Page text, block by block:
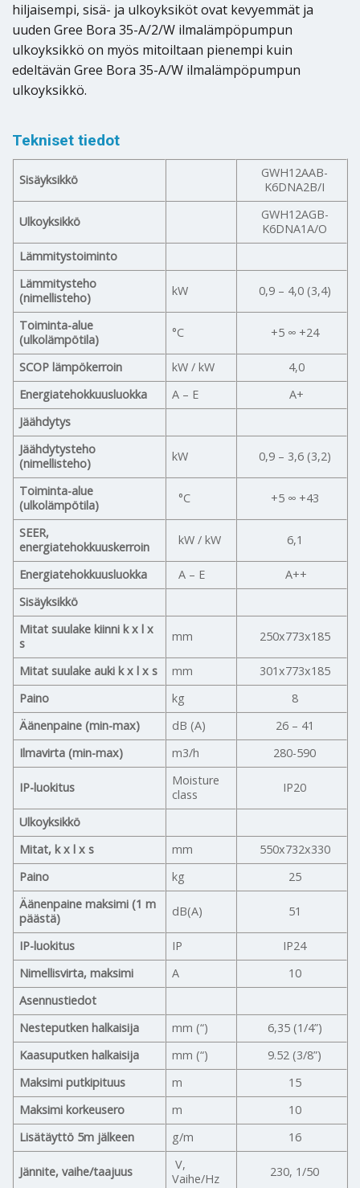
hiljaisempi, sisä- ja ulkoyksiköt ovat kevyemmät ja
uuden Gree Bora 35-A/2/W ilmalämpöpumpun
ulkoyksikkö on myös mitoiltaan pienempi kuin
edeltävän Gree Bora 35-A/W ilmalämpöpumpun
ulkoyksikkö.
Tekniset tiedot
Sisäyksikkö
GWH12AAB-
K6DNA2B/I
Ulkoyksikkö
GWH12AGB-
K6DNA1A/O
Lämmitystoiminto
Lämmitysteho
(nimellisteho)
kW 0,9 – 4,0 (3,4)
Toiminta-alue
(ulkolämpötila)
°C +5 ∞ +24
SCOP lämpökerroin kW / kW
4,0
Energiatehokkuusluokka
A – E
A+
Jäähdytys
Jäähdytysteho
(nimellisteho)
kW 0,9 – 3,6 (3,2)
Toiminta-alue
(ulkolämpötila)
°C +5 ∞ +43
SEER,
energiatehokkuuskerroin
kW / kW 6,1
Energiatehokkuusluokka A – E
A++
Sisäyksikkö
Mitat suulake kiinni k x l x
s
mm 250x773x185
Mitat suulake auki k x l x s mm
301x773x185
Paino
kg
8
Äänenpaine (min-max)
dB (A)
26 – 41
Ilmavirta (min-max)
m3/h 280-590
IP-luokitus
Moisture
class
IP20
Ulkoyksikkö
Mitat, k x l x s
mm
550x732x330
Paino
kg
25
Äänenpaine maksimi (1 m
päästä)
dB(A) 51
IP-luokitus IP
IP24
Nimellisvirta, maksimi
A
10
Asennustiedot
Nesteputken halkaisija
mm (“)
6,35 (1/4”)
Kaasuputken halkaisija
mm (“)
9.52 (3/8”)
Maksimi putkipituus
m
15
Maksimi korkeusero
m
10
Lisätäyttö 5m jälkeen
g/m 16
Jännite, vaihe/taajuus
V,
Vaihe/Hz
230, 1/50